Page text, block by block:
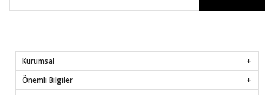
Kurumsal
Önemli Bilgiler